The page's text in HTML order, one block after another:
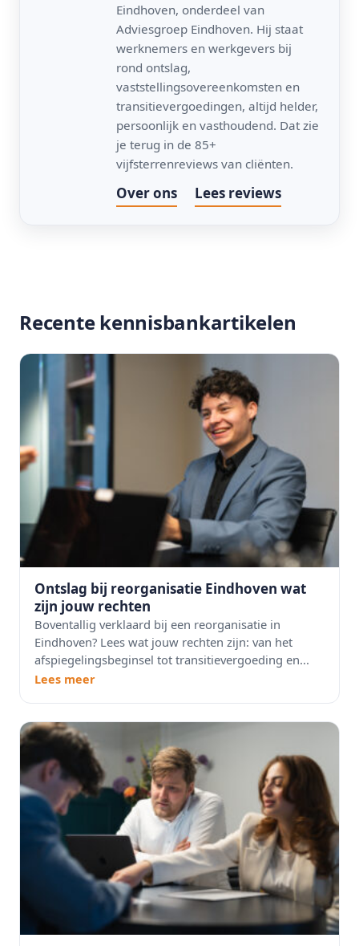
Eindhoven, onderdeel van
Adviesgroep Eindhoven. Hij staat
werknemers en werkgevers bij
rond ontslag,
vaststellingsovereenkomsten en
transitievergoedingen, altijd helder,
persoonlijk en vasthoudend. Dat zie
je terug in de 85+
vijfsterrenreviews van cliënten.
Over ons Lees reviews
Recente kennisbankartikelen
Ontslag bij reorganisatie Eindhoven wat
zijn jouw rechten
Boventallig verklaard bij een reorganisatie in
Eindhoven? Lees wat jouw rechten zijn: van het
afspiegelingsbeginsel tot transitievergoeding en...
Lees meer